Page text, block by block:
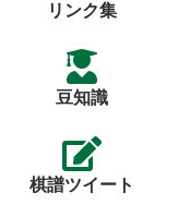
リンク集
豆知識
棋譜ツイート